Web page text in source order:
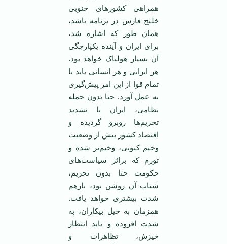
همراهی کشورهای جنوبی
خلیج فارس در برنامه باشد،‌‌
همان طور که اشاره شد،
برای ایران و آینده یکپارچگی
آن بسیار هولناک خواهد بود.
هر ایرانی و هر انسانی باید با
تمام قوا از این امر پیش‌گیری
به عمل آورد. حتا بدون حمله
نظامی، ایران با تشدید
تحریم‌ها روبرو گردیده و
اقتصاد کشور بیش از وضعیت
وخیم کنونی، وخیم‌تر شده و
تورم که براثر سیاست‌های
حکومت حتا بدون تحریم،
شتاب آن روشن بود، بازهم
شدت بیشتری خواهد یافت.
همزمان به خیل بیکاران، به
شدت افزوده و باید انتظار
خیزش، تظاهرات و